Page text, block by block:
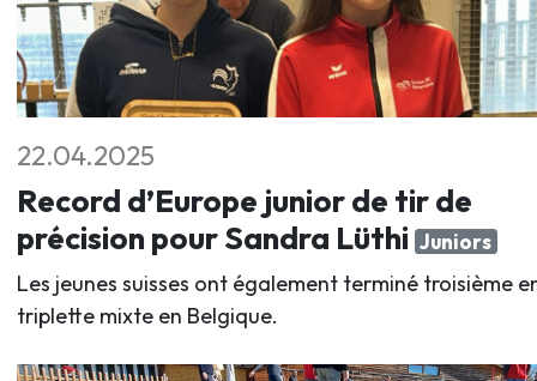
22.04.2025
Record d’Europe junior de tir de
précision pour Sandra Lüthi Juniors
Les jeunes suisses ont également terminé troisième
triplette mixte en Belgique.